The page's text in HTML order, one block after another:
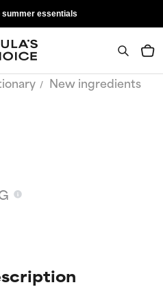
summer essentials
New ingredients